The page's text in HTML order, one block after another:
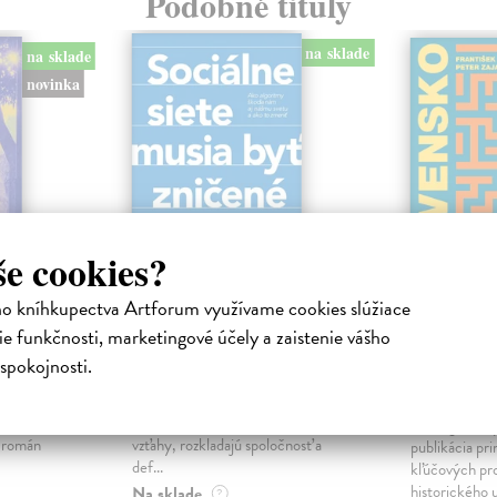
cookies?
kníhkupectva Artforum využívame cookies slúžiace
funkčnosti, marketingové účely a zaistenie vášho
na sklade
novinka
na sklade
Sociálne siete musia
byť zničené
vzťahy, rozkladajú spoločnosť a
def...
sme.
publikácia
kľúčových
historického